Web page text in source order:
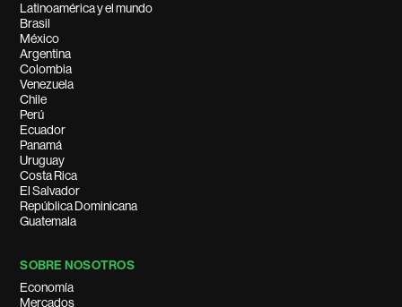
Latinoamérica y el mundo
Brasil
México
Argentina
Colombia
Venezuela
Chile
Perú
Ecuador
Panamá
Uruguay
Costa Rica
El Salvador
República Dominicana
Guatemala
SOBRE NOSOTROS
Economía
Mercados